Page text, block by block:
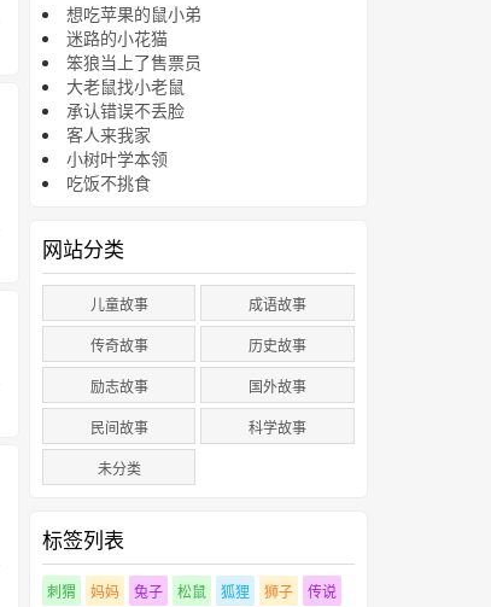
想吃苹果的鼠小弟
迷路的小花猫
笨狼当上了售票员
大老鼠找小老鼠
承认错误不丢脸
客人来我家
小树叶学本领
吃饭不挑食
网站分类
儿童故事
成语故事
传奇故事
历史故事
励志故事
国外故事
民间故事
科学故事
未分类
标签列表
刺猬 妈妈 兔子 松鼠 狐狸 狮子
传说